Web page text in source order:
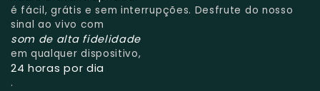
é fácil, grátis e sem interrupções. Desfrute do nosso
sinal ao vivo com
som de alta fidelidade
em qualquer dispositivo,
24 horas por dia
.